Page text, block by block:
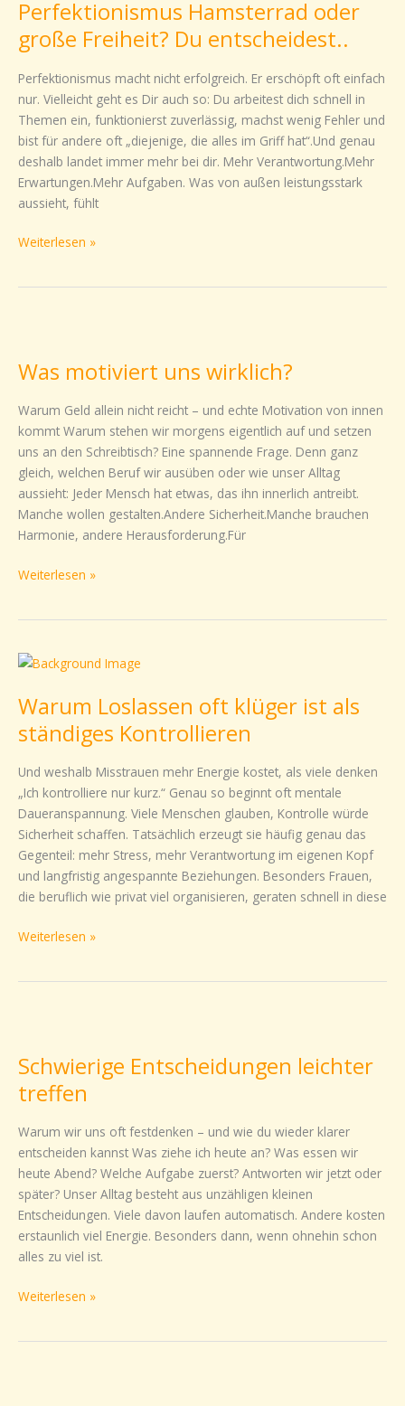
Perfektionismus Hamsterrad oder
große Freiheit? Du entscheidest..
Perfektionismus macht nicht erfolgreich. Er erschöpft oft einfach
nur. Vielleicht geht es Dir auch so: Du arbeitest dich schnell in
Themen ein, funktionierst zuverlässig, machst wenig Fehler und
bist für andere oft „diejenige, die alles im Griff hat“.Und genau
deshalb landet immer mehr bei dir. Mehr Verantwortung.Mehr
Erwartungen.Mehr Aufgaben. Was von außen leistungsstark
aussieht, fühlt
oder
Freiheit?
Du
entscheidest..
Weiterlesen »
Was motiviert uns wirklich?
Warum Geld allein nicht reicht – und echte Motivation von innen
kommt Warum stehen wir morgens eigentlich auf und setzen
uns an den Schreibtisch? Eine spannende Frage. Denn ganz
gleich, welchen Beruf wir ausüben oder wie unser Alltag
aussieht: Jeder Mensch hat etwas, das ihn innerlich antreibt.
Manche wollen gestalten.Andere Sicherheit.Manche brauchen
Harmonie, andere Herausforderung.Für
uns
Weiterlesen »
Warum Loslassen oft klüger ist als
ständiges Kontrollieren
Und weshalb Misstrauen mehr Energie kostet, als viele denken
„Ich kontrolliere nur kurz.“ Genau so beginnt oft mentale
Daueranspannung. Viele Menschen glauben, Kontrolle würde
Sicherheit schaffen. Tatsächlich erzeugt sie häufig genau das
Gegenteil: mehr Stress, mehr Verantwortung im eigenen Kopf
und langfristig angespannte Beziehungen. Besonders Frauen,
die beruflich wie privat viel organisieren, geraten schnell in diese
Warum
oft
klüger
ist
als
ständiges
Kontrollieren
Weiterlesen »
Schwierige Entscheidungen leichter
treffen
Warum wir uns oft festdenken – und wie du wieder klarer
entscheiden kannst Was ziehe ich heute an? Was essen wir
heute Abend? Welche Aufgabe zuerst? Antworten wir jetzt oder
später? Unser Alltag besteht aus unzähligen kleinen
Entscheidungen. Viele davon laufen automatisch. Andere kosten
erstaunlich viel Energie. Besonders dann, wenn ohnehin schon
alles zu viel ist.
leichter
treffen
Weiterlesen »